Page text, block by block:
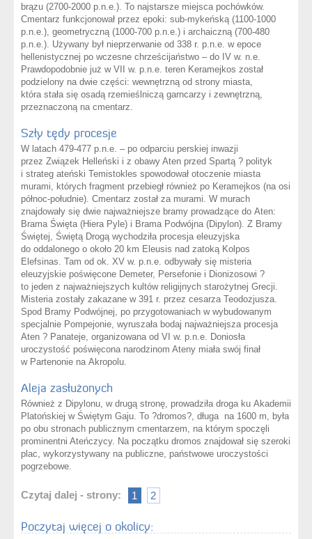
brązu (2700-2000 p.n.e.). To najstarsze miejsca pochówków.
Cmentarz funkcjonował przez epoki: sub-mykeńską (1100-1000
p.n.e.), geometryczną (1000-700 p.n.e.) i archaiczną (700-480
p.n.e.). Używany był nieprzerwanie od 338 r. p.n.e. w epoce
hellenistycznej po wczesne chrześcijaństwo – do IV w. n.e.
Prawdopodobnie już w VII w. p.n.e. teren Keramejkos został
podzielony na dwie części: wewnętrzną od strony miasta,
która stała się osadą rzemieślniczą garncarzy i zewnętrzną,
przeznaczoną na cmentarz.
Szły tędy procesje
W latach 479-477 p.n.e. – po odparciu perskiej inwazji
przez Związek Helleński i z obawy Aten przed Spartą ? polityk
i strateg ateński Temistokles spowodował otoczenie miasta
murami, których fragment przebiegł również po Keramejkos (na osi
północ-południe). Cmentarz został za murami. W murach
znajdowały się dwie najważniejsze bramy prowadzące do Aten:
Brama Święta (Hiera Pyle) i Brama Podwójna (Dipylon). Z Bramy
Świętej, Świętą Drogą wychodziła procesja eleuzyjska
do oddalonego o około 20 km Eleusis nad zatoką Kolpos
Elefsinas. Tam od ok. XV w. p.n.e. odbywały się misteria
eleuzyjskie poświęcone Demeter, Persefonie i Dionizosowi ?
to jeden z najważniejszych kultów religijnych starożytnej Grecji.
Misteria zostały zakazane w 391 r. przez cesarza Teodozjusza.
Spod Bramy Podwójnej, po przygotowaniach w wybudowanym
specjalnie Pompejonie, wyruszała bodaj najważniejsza procesja
Aten ? Panateje, organizowana od VI w. p.n.e. Doniosła
uroczystość poświęcona narodzinom Ateny miała swój finał
w Partenonie na Akropolu.
Aleja zasłużonych
Również z Dipylonu, w drugą stronę, prowadziła droga ku Akademii
Platońskiej w Świętym Gaju. To ?dromos?, długa na 1600 m, była
po obu stronach publicznym cmentarzem, na którym spoczęli
prominentni Ateńczycy. Na początku dromos znajdował się szeroki
plac, wykorzystywany na publiczne, państwowe uroczystości
pogrzebowe.
Czytaj dalej - strony: 1 2
Poczytaj więcej o okolicy: